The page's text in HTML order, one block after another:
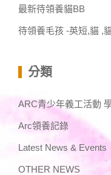
最新待領養貓BB
待領養毛孩 -英短,貓 ,
分類
ARC青少年義工活動
Arc領養記錄
Latest News & Events
OTHER NEWS